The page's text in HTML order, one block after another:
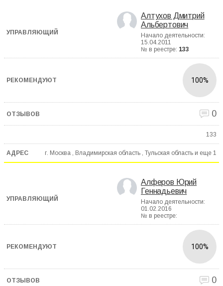
Алтухов Дмитрий
Альбертович
Начало деятельности:
15.04.2011
№ в реестре: 133
100%
0
133
г. Москва , Владимирская область , Тульская область и еще 1
Алферов Юрий
Геннадьевич
Начало деятельности:
01.02.2016
№ в реестре:
100%
0